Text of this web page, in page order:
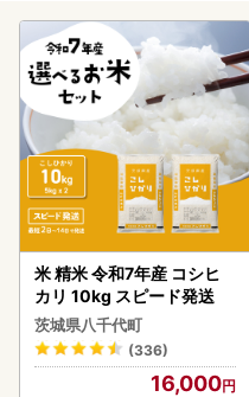
米 精米 令和7年産 コシヒ
カリ 10kg スピード発送
茨城県八千代町
(336)
16,000